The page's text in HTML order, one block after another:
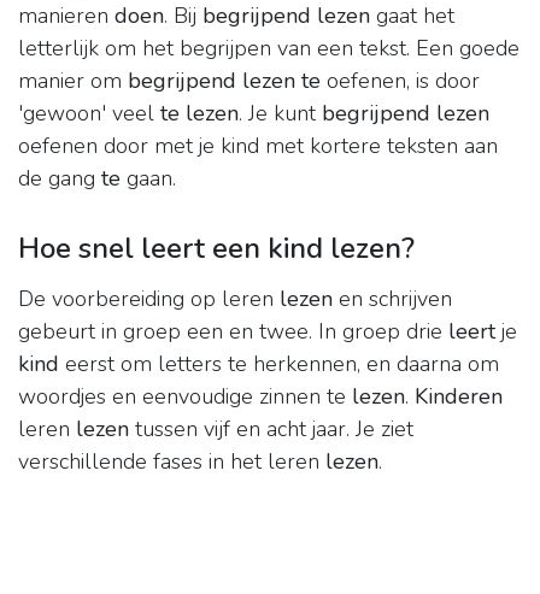
manieren doen. Bij begrijpend lezen gaat het
letterlijk om het begrijpen van een tekst. Een goede
manier om begrijpend lezen te oefenen, is door
'gewoon' veel te lezen. Je kunt begrijpend lezen
oefenen door met je kind met kortere teksten aan
de gang te gaan.
Hoe snel leert een kind lezen?
De voorbereiding op leren lezen en schrijven
gebeurt in groep een en twee. In groep drie leertje
kind eerst om letters te herkennen, en daarna om
woordjes en eenvoudige zinnen te lezen. Kinderen
leren lezen tussen vijf en acht jaar. Je ziet
verschillende fases in het leren lezen.